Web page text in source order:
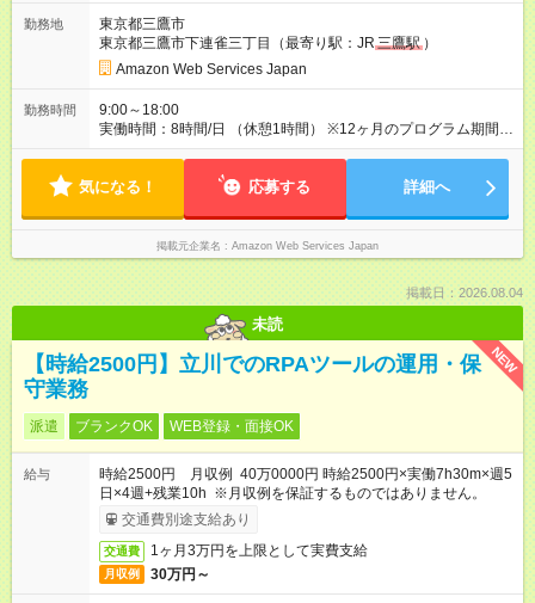
勤務地
東京都三鷹市
東京都三鷹市下連雀三丁目（最寄り駅：JR 三鷹駅 ）
Amazon Web Services Japan
勤務時間
9:00～18:00
実働時間：8時間/日 （休憩1時間） ※12ヶ月のプログラム期間中
は、勤務時間に変更はありません。プログラム修了後に正社員
気になる！ 応募する 詳細へ
掲載元企業名 Amazon Web Services Japan
掲載日：2026.08.04
未読
NEW
【時給2500円】立川でのRPAツールの運用・保
守業務
派遣 ブランクOK WEB登録・面接OK
給与
時給2500円 月収例 40万0000円 時給2500円×実働7h30m×週5
日×4週+残業10h ※月収例を保証するものではありません。
交通費別途支給あり
交通費 1ヶ月3万円を上限として実費支給
月収例 30万円～